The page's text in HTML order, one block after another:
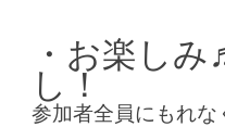
・お楽し
し！
参加者全員にもれな